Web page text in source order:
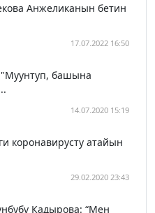
Анжеликанын бетин
17.07.2022 16:50
башына
14.07.2020 15:19
коронавирусту атайын
29.02.2020 23:43
Кадырова: “Мен